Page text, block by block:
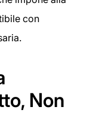
con
Non